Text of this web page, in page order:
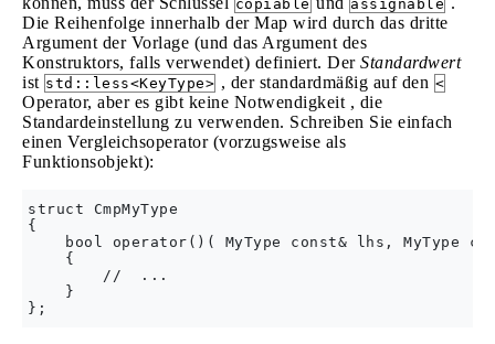
copiable assignable
Die Reihenfolge innerhalb der Map wird durch das dritte
Argument der Vorlage (und das Argument des
Konstruktors, falls verwendet) definiert. Der Standardwert
ist std::less<KeyType> , der standardmäßig auf den <
Operator, aber es gibt keine Notwendigkeit , die
Standardeinstellung zu verwenden. Schreiben Sie einfach
einen Vergleichsoperator (vorzugsweise als
Funktionsobjekt):
struct CmpMyType
{
bool operator()( MyType const& lhs, MyType
    {
        //  ...
    }